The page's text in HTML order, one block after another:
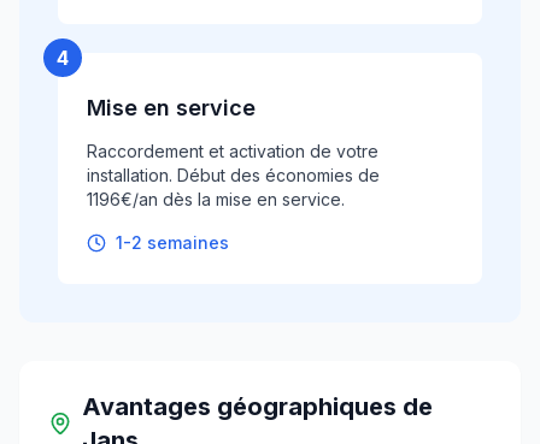
4
Mise en service
Raccordement et activation de votre
installation. Début des économies de
1196€/an dès la mise en service.
1-2 semaines
Avantages géographiques de